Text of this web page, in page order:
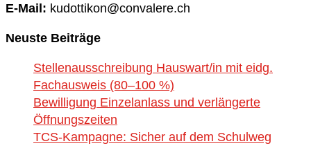
E-Mail: kudottikon@convalere.ch
Neuste Beiträge
Stellenausschreibung Hauswart/in mit eidg.
Fachausweis (80–100 %)
Bewilligung Einzelanlass und verlängerte
Öffnungszeiten
TCS-Kampagne: Sicher auf dem Schulweg